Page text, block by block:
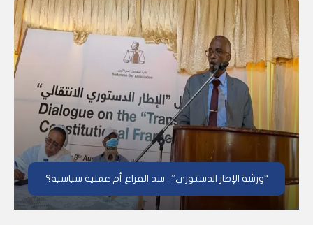
“ورشة الإطار الدستوري”.. سد الفراغ أم عملية سياسية؟